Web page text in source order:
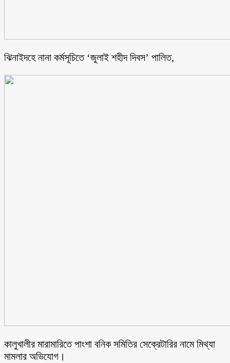
ঝিনাইদহে নানা কর্মসূচিতে ‘জুলাই শহীদ দিবস’ পালিত,
কালুখালীর মারামারিতে পাংশা বনিক সমিতির সেক্রেটারির নামে মিথ্যা
মামলার অভিযোগ।